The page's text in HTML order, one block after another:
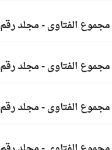
مجموع الفتاوى - مجلد رقم 25
مجموع الفتاوى - مجلد رقم 26
مجموع الفتاوى - مجلد رقم 27